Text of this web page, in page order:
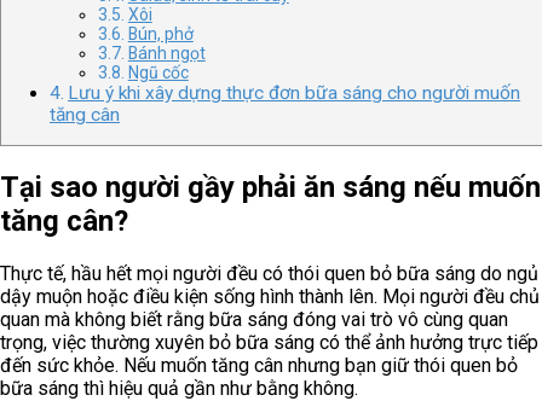
Xôi
Bún, phở
Bánh ngọt
Ngũ cốc
Lưu ý khi xây dựng thực đơn bữa sáng cho người muốn
tăng cân
Tại sao người gầy phải ăn sáng nếu muốn
tăng cân?
Thực tế, hầu hết mọi người đều có thói quen bỏ bữa sáng do ngủ
dậy muộn hoặc điều kiện sống hình thành lên. Mọi người đều chủ
quan mà không biết rằng bữa sáng đóng vai trò vô cùng quan
trọng, việc thường xuyên bỏ bữa sáng có thể ảnh hưởng trực tiếp
đến sức khỏe. Nếu muốn tăng cân nhưng bạn giữ thói quen bỏ
bữa sáng thì hiệu quả gần như bằng không.